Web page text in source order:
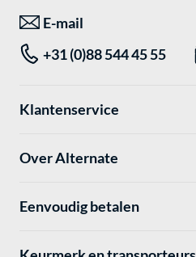
E-mail
+31 (0)88 544 45 55
Klantenservice
Over Alternate
Eenvoudig betalen